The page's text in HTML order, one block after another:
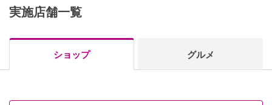
実施店舗一覧
ショップ グルメ